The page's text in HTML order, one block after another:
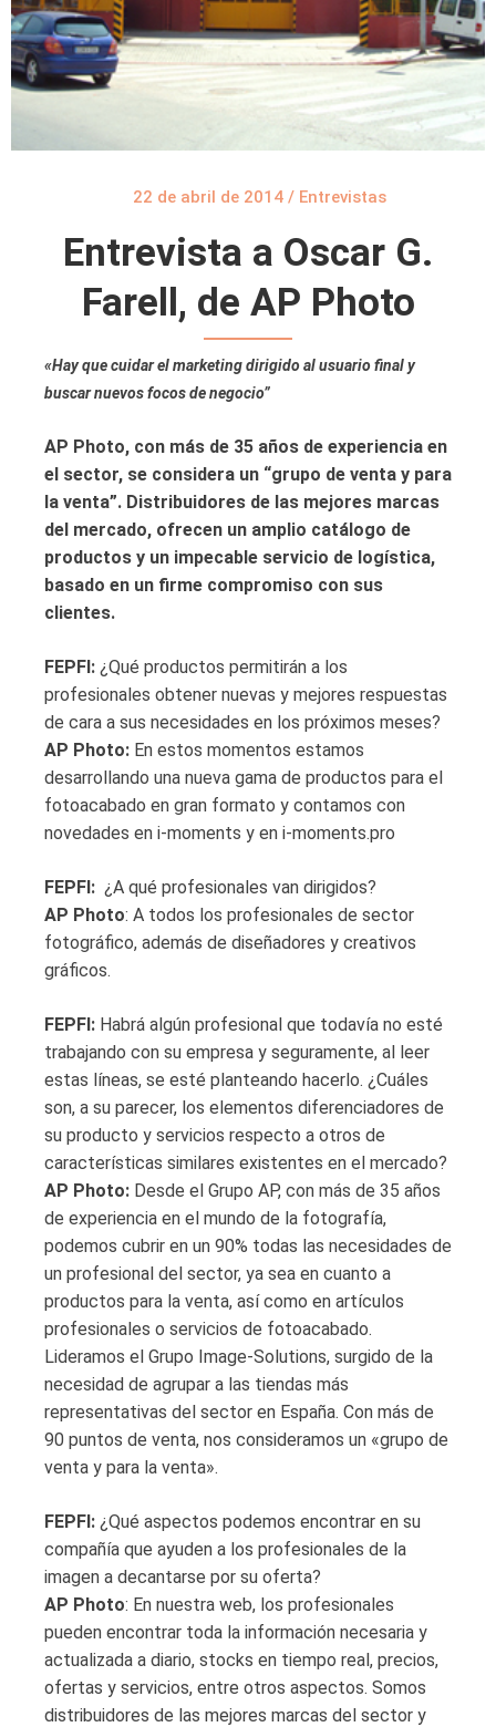
22 de abril de 2014/ Entrevistas
Entrevista a Oscar G.
Farell, de AP Photo
«Hay que cuidar el marketing dirigido al usuario final y
buscar nuevos focos de negocio”
AP Photo, con más de 35 años de experiencia en
el sector, se considera un “grupo de venta y para
la venta”. Distribuidores de las mejores marcas
del mercado, ofrecen un amplio catálogo de
productos y un impecable servicio de logística,
basado en un firme compromiso con sus
clientes.
FEPFI: ¿Qué productos permitirán a los
profesionales obtener nuevas y mejores respuestas
de cara a sus necesidades en los próximos meses?
AP Photo: En estos momentos estamos
desarrollando una nueva gama de productos para el
fotoacabado en gran formato y contamos con
novedades en i-moments y en i-moments.pro
FEPFI: ¿A qué profesionales van dirigidos?
AP Photo: A todos los profesionales de sector
fotográfico, además de diseñadores y creativos
gráficos.
FEPFI: Habrá algún profesional que todavía no esté
trabajando con su empresa y seguramente, al leer
estas líneas, se esté planteando hacerlo. ¿Cuáles
son, a su parecer, los elementos diferenciadores de
su producto y servicios respecto a otros de
características similares existentes en el mercado?
AP Photo: Desde el Grupo AP, con más de 35 años
de experiencia en el mundo de la fotografía,
podemos cubrir en un 90% todas las necesidades de
un profesional del sector, ya sea en cuanto a
productos para la venta, así como en artículos
profesionales o servicios de fotoacabado.
Lideramos el Grupo Image-Solutions, surgido de la
necesidad de agrupar a las tiendas más
representativas del sector en España. Con más de
90 puntos de venta, nos consideramos un «grupo de
venta y para la venta».
FEPFI: ¿Qué aspectos podemos encontrar en su
compañía que ayuden a los profesionales de la
imagen a decantarse por su oferta?
AP Photo: En nuestra web, los profesionales
pueden encontrar toda la información necesaria y
actualizada a diario, stocks en tiempo real, precios,
ofertas y servicios, entre otros aspectos. Somos
distribuidores de las mejores marcas del sector y